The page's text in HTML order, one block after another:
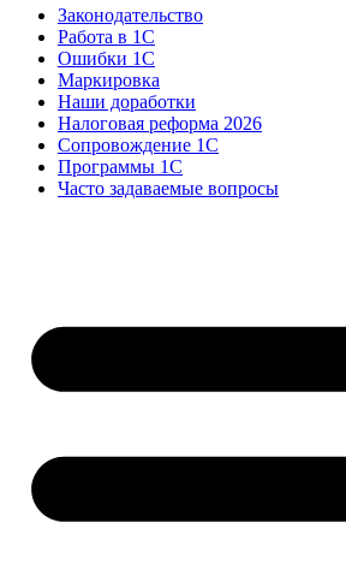
Законодательство
Работа в 1С
Ошибки 1С
Маркировка
Наши доработки
Налоговая реформа 2026
Сопровождение 1С
Программы 1С
Часто задаваемые вопросы